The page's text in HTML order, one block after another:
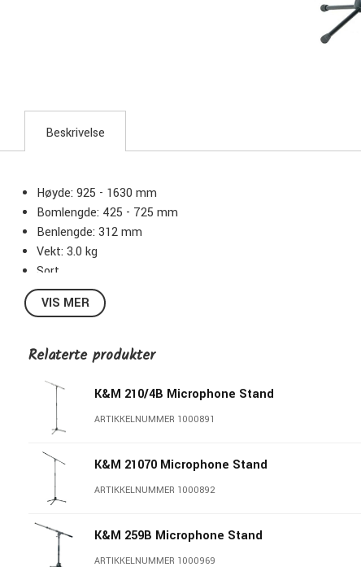
Beskrivelse
Høyde: 925 - 1630 mm
Bomlengde: 425 - 725 mm
Benlengde: 312 mm
Vekt: 3.0 kg
Sort.
VIS MER
Relaterte produkter
K&M 210/4B Microphone Stand
ARTIKKELNUMMER 1000891
K&M 21070 Microphone Stand
ARTIKKELNUMMER 1000892
K&M 259B Microphone Stand
ARTIKKELNUMMER 1000969